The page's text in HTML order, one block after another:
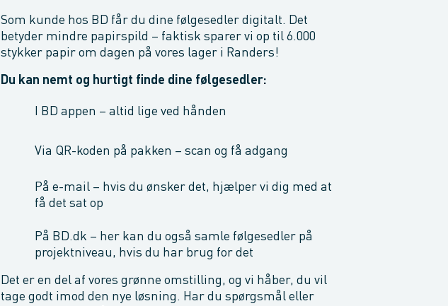
Som kunde hos BD får du dine følgesedler digitalt. Det
betyder mindre papirspild – faktisk sparer vi op til 6.000
stykker papir om dagen på vores lager i Randers!
Du kan nemt og hurtigt finde dine følgesedler:
I BD appen – altid lige ved hånden
Via QR-koden på pakken – scan og få adgang
På e-mail – hvis du ønsker det, hjælper vi dig med at
få det sat op
På BD.dk – her kan du også samle følgesedler på
projektniveau, hvis du har brug for det
Det er en del af vores grønne omstilling, og vi håber, du vil
tage godt imod den nye løsning. Har du spørgsmål eller